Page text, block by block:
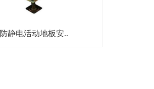
防静电活动地板安..